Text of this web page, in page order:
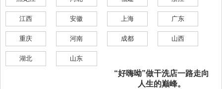
江西 安徽 上海 广东
重庆 河南 成都 山西
湖北 山东
“好嗨呦”做干洗店一路走向
人生的巅峰。